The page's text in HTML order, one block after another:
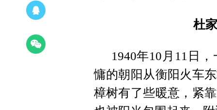
杜
1940年10月11日
慵的朝阳从衡阳火车
樟树有了些暖意，紧